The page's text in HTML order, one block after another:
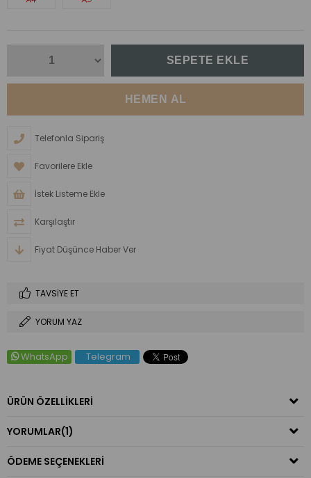
Telefonla Sipariş
Favorilere Ekle
İstek Listeme Ekle
Karşılaştır
Fiyat Düşünce Haber Ver
TAVSIYE ET
YORUM YAZ
WhatsApp Telegram
ÜRÜN ÖZELLIKLERI
YORUMLAR(1)
ÖDEME SEÇENEKLERI